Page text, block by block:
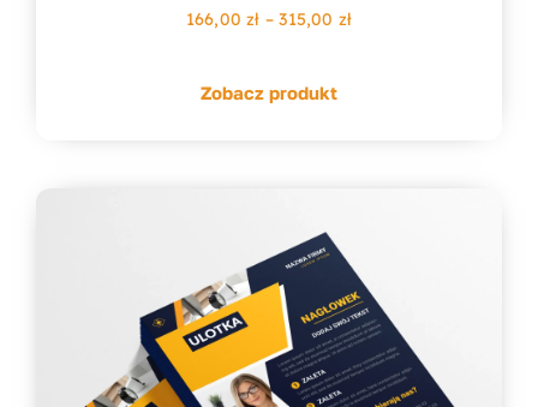
166,00zł – 315,00 złZakres
Zobacz produkt